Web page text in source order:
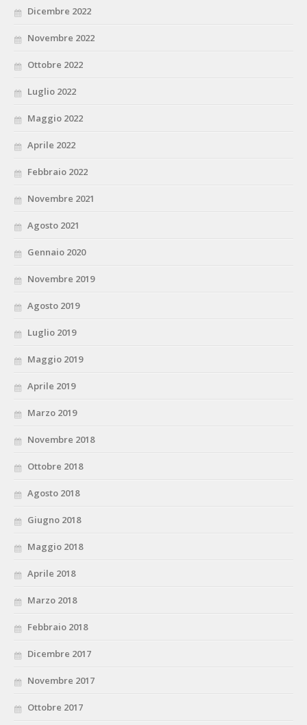
Dicembre 2022
Novembre 2022
Ottobre 2022
Luglio 2022
Maggio 2022
Aprile 2022
Febbraio 2022
Novembre 2021
Agosto 2021
Gennaio 2020
Novembre 2019
Agosto 2019
Luglio 2019
Maggio 2019
Aprile 2019
Marzo 2019
Novembre 2018
Ottobre 2018
Agosto 2018
Giugno 2018
Maggio 2018
Aprile 2018
Marzo 2018
Febbraio 2018
Dicembre 2017
Novembre 2017
Ottobre 2017